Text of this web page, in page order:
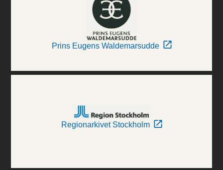
Prins Eugens Waldemarsudde
Regionarkivet Stockholm